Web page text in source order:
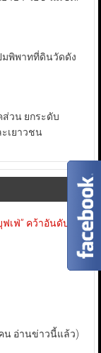
มพิพาทที่ดินวัดดัง
วน ยกระดับ
เยาวชน
ฟ่” คว้าอันดับ 3
น อ่านข่าวนี้แล้ว)